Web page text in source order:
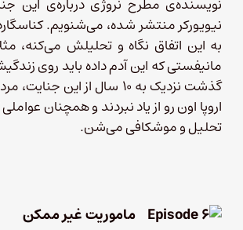
نویسنده‌ی مطرح نروژی درباره‌ی این
نیویورکر منتشر شده، می‌شنویم. کناسگارد
به این اتفاق نگاه و تحلیلش می‌کنه،
مانیفستی که این آدم داده باید روی
گذشت نزدیک به ۱۰ سال از این
اروپا اون رو از یاد نبردند و همچنان
تحلیل و موشکافی می‌شن.
ماموریت غیر ممکن